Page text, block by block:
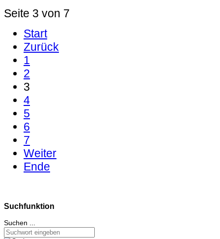
Seite 3 von 7
Start
Zurück
1
2
3
4
5
6
7
Weiter
Ende
Suchfunktion
Suchen ...